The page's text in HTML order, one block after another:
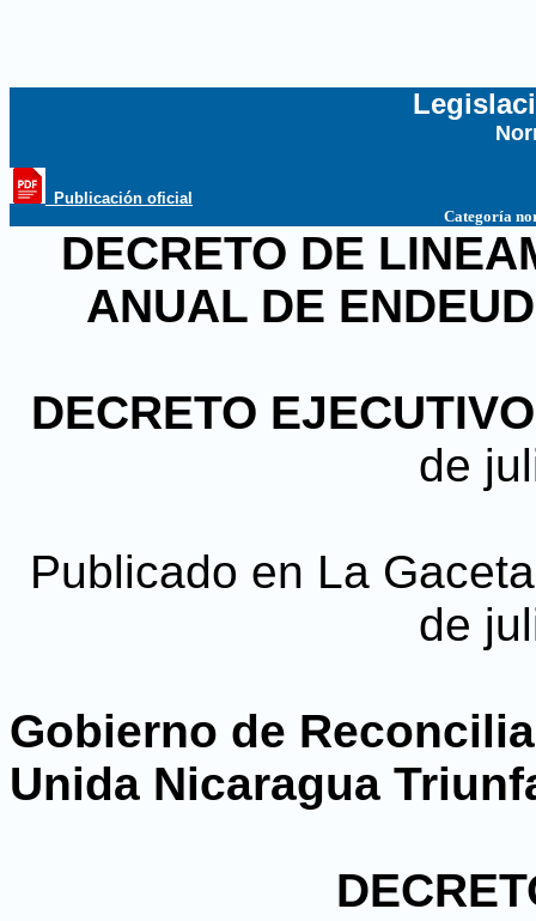
_Publicación oficial
Categoría
DECRETO DE
ANUAL DE
DECRETO
de
Publicado en La
de
Gobierno de
Unida Nicaragua